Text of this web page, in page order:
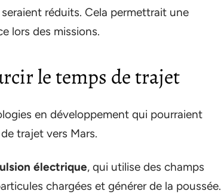
réduits. Cela permettrait une
lors des missions.
le temps de trajet
en développement qui pourraient
trajet vers Mars.
électrique, qui utilise des champs
chargées et générer de la poussée.